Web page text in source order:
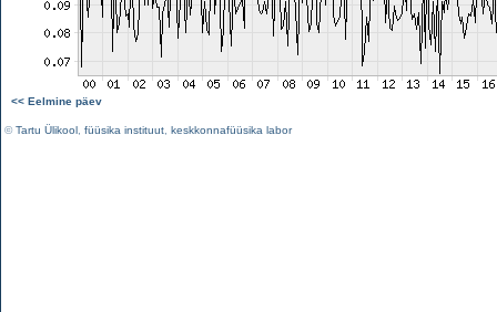
<< Eelmine päev
©Tartu Ülikool füüsika instituut keskkonnafüüsika labor